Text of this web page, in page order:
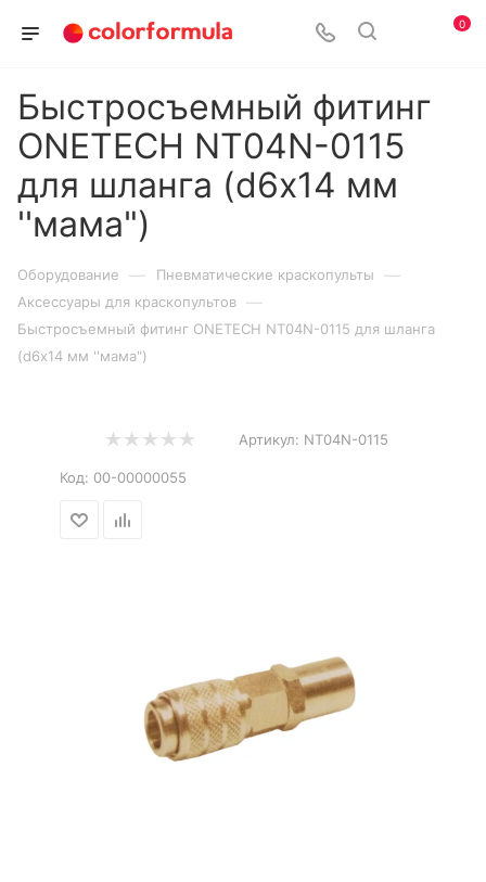
0
Быстросъемный фитинг
ONETECH NT04N-0115
для шланга (d6х14 мм
''мама")
Оборудование — Пневматические краскопульты —
Аксессуары для краскопультов —
Быстросъемный фитинг ONETECH NT04N-0115 для шланга
(d6х14 мм ''мама")
Артикул: NT04N-0115
Код: 00-00000055